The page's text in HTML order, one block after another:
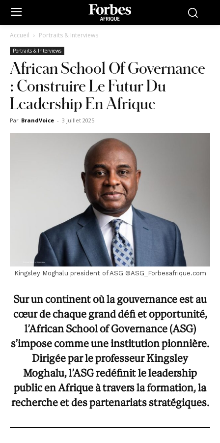
Accueil Portraits & Interviews
Portraits & Interviews
African School Of Governance
: Construire Le Futur Du
Leadership En Afrique
Par BrandVoice - 3 juillet 2025
Kingsley Moghalu president of ASG ©ASG_Forbesafrique.com
Sur un continent où la gouvernance est au
cœur de chaque grand défi et opportunité,
l’African School of Governance (ASG)
s’impose comme une institution pionnière.
Dirigée par le professeur Kingsley
Moghalu, l’ASG redéfinit le leadership
public en Afrique à travers la formation, la
recherche et des partenariats stratégiques.